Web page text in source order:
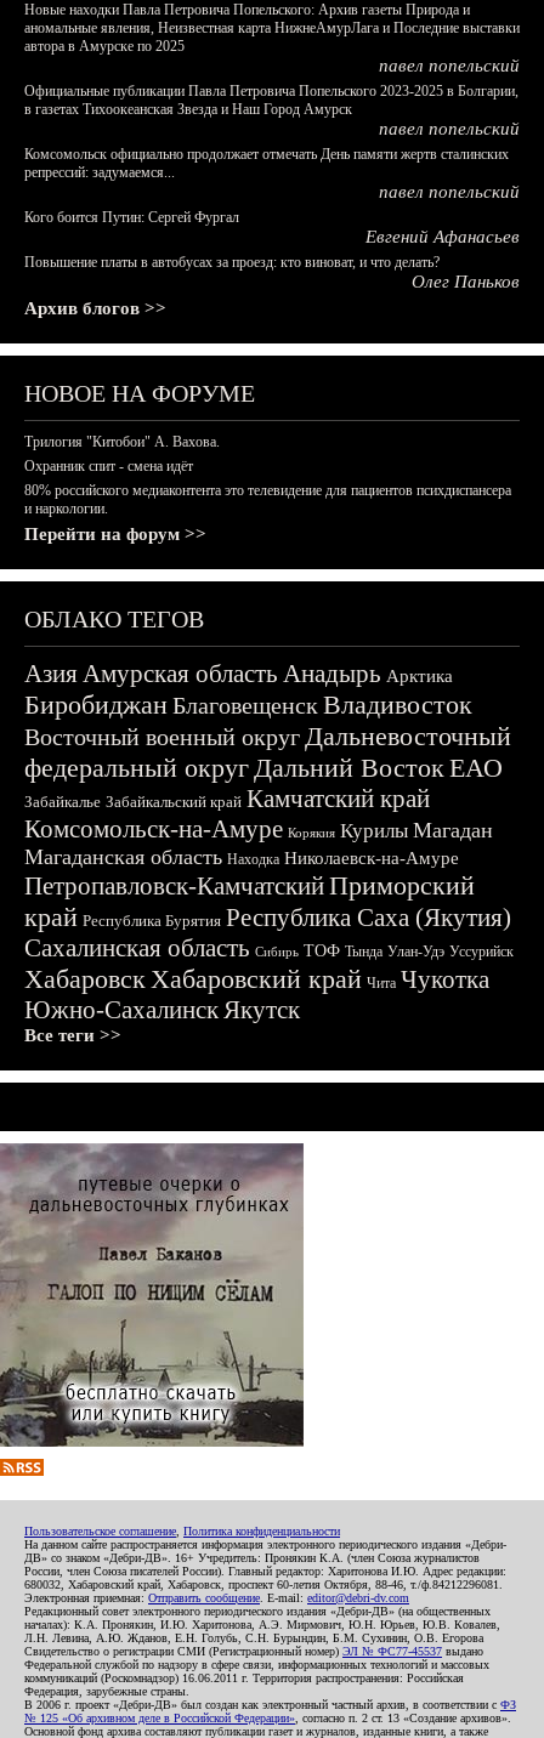
Новые находки Павла Петровича Попельского: Архив газеты Природа и
аномальные явления, Неизвестная карта НижнеАмурЛага и Последние выставки
автора в Амурске по 2025
павел попельский
Официальные публикации Павла Петровича Попельского 2023-2025 в Болгарии,
в газетах Тихоокеанская Звезда и Наш Город Амурск
павел попельский
Комсомольск официально продолжает отмечать День памяти жертв сталинских
репрессий: задумаемся...
павел попельский
Кого боится Путин: Сергей Фургал
Евгений Афанасьев
Повышение платы в автобусах за проезд: кто виноват, и что делать?
Олег Паньков
Архив блогов >>
НОВОЕ НА ФОРУМЕ
Трилогия "Китобои" А. Вахова.
Охранник спит - смена идёт
80% российского медиаконтента это телевидение для пациентов психдиспансера
и наркологии.
Перейти на форум >>
ОБЛАКО ТЕГОВ
АзияАмурская область Анадырь Арктика
БиробиджанБлаговещенскВладивосток
Восточный военный округДальневосточный
федеральный округДальний ВостокЕАО
Забайкалье Забайкальский край Камчатский край
Комсомольск-на-Амуре Корякия Курилы Магадан
Магаданская область Находка Николаевск-на-Амуре
Петропавловск-КамчатскийПриморский
край Республика Бурятия Республика Саха (Якутия)
Сахалинская область Сибирь ТОФ Тында Улан-Удэ Уссурийск
ХабаровскХабаровский край Чита Чукотка
Южно-СахалинскЯкутск
Все теги >>
Пользовательское соглашение Политика конфиденциальности
На данном сайте распространяется информация электронного периодического издания «Дебри-
ДВ» со знаком «Дебри-ДВ». 16+ Учредитель: Пронякин К.А. (член Союза журналистов
России, член Союза писателей России). Главный редактор: Харитонова И.Ю. Адрес редакции:
680032, Хабаровский край, Хабаровск, проспект 60-летия Октября, 88-46, т./ф.84212296081.
Электронная приемная: Отправить сообщение . E-mail: editor@debri-dv.com
Редакционный совет электронного периодического издания «Дебри-ДВ» (на общественных
началах): К.А. Пронякин, И.Ю. Харитонова, А.Э. Мирмович, Ю.Н. Юрьев, Ю.В. Ковалев,
Л.Н. Левина, А.Ю. Жданов, Е.Н. Голубь, С.Н. Бурындин, Б.М. Сухинин, О.В. Егорова
Свидетельство о регистрации СМИ (Регистрационный номер) ЭЛ № ФС77-45537 выдано
Федеральной службой по надзору в сфере связи, информационных технологий и массовых
коммуникаций (Роскомнадзор) 16.06.2011 г. Территория распространения: Российская
Федерация, зарубежные страны.
В 2006 г. проект «Дебри-ДВ» был создан как электронный частный архив, в соответствии с ФЗ
№ 125 «Об архивном деле в Российской Федерации» , согласно п. 2 ст. 13 «Создание архивов».
Основной фонд архива составляют публикации газет и журналов, изданные книги, а также